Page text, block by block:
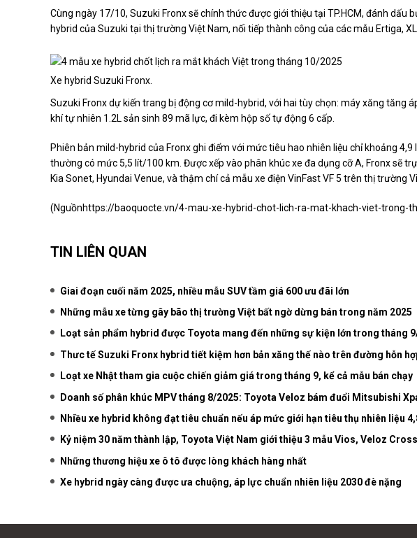
Cùng ngày 17/10, Suzuki Fronx sẽ chính thức được giới thiệu tại TP.HCM, đánh dấu
hybrid của Suzuki tại thị trường Việt Nam, nối tiếp thành công của các mẫu Ertiga,
Xe hybrid Suzuki Fronx.
Suzuki Fronx dự kiến trang bị động cơ mild-hybrid, với hai tùy chọn: máy xăng tăng
khí tự nhiên 1.2L sản sinh 89 mã lực, đi kèm hộp số tự động 6 cấp.
Phiên bản mild-hybrid của Fronx ghi điểm với mức tiêu hao nhiên liệu chỉ khoảng
thường có mức 5,5 lít/100 km. Được xếp vào phân khúc xe đa dụng cỡ A, Fronx sẽ
Kia Sonet, Hyundai Venue, và thậm chí cả mẫu xe điện VinFast VF 5 trên thị trường
(Nguồnhttps://baoquocte.vn/4-mau-xe-hybrid-chot-lich-ra-mat-khach-viet-trong-
TIN LIÊN QUAN
Giai đoạn cuối năm 2025, nhiều mẫu SUV tầm giá 600 ưu đãi lớn
Những mẫu xe từng gây bão thị trường Việt bất ngờ dừng bán trong năm 2025
Loạt sản phẩm hybrid được Toyota mang đến những sự kiện lớn trong tháng
Thưc tế Suzuki Fronx hybrid tiết kiệm hơn bản xăng thế nào trên đường hỗn
Loạt xe Nhật tham gia cuộc chiến giảm giá trong tháng 9, kể cả mẫu bán chạy
Doanh số phân khúc MPV tháng 8/2025: Toyota Veloz bám đuổi Mitsubishi
Nhiều xe hybrid không đạt tiêu chuẩn nếu áp mức giới hạn tiêu thụ nhiên liệu
Kỷ niệm 30 năm thành lập, Toyota Việt Nam giới thiệu 3 mẫu Vios, Veloz
Những thương hiệu xe ô tô được lòng khách hàng nhất
Xe hybrid ngày càng được ưa chuộng, áp lực chuẩn nhiên liệu 2030 đè nặng